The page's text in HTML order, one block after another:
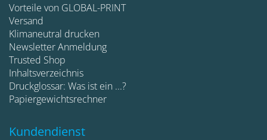
Vorteile von GLOBAL-PRINT
Versand
Klimaneutral drucken
Newsletter Anmeldung
Trusted Shop
Inhaltsverzeichnis
Druckglossar: Was ist ein ...?
Papiergewichtsrechner
Kundendienst